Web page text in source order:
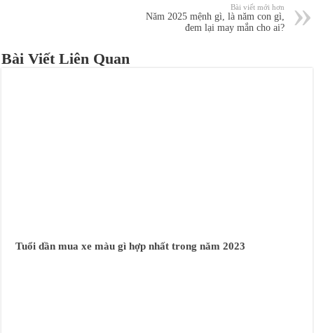
Bài viết mới hơn
Năm 2025 mệnh gì, là năm con gì,
đem lại may mắn cho ai?
Bài Viết Liên Quan
Tuổi dần mua xe màu gì hợp nhất trong năm 2023